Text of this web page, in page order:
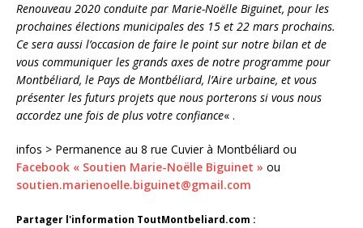
Renouveau 2020 conduite par Marie-Noëlle Biguinet, pour les
prochaines élections municipales des 15 et 22 mars prochains.
Ce sera aussi l’occasion de faire le point sur notre bilan et de
vous communiquer les grands axes de notre programme pour
Montbéliard, le Pays de Montbéliard, l’Aire urbaine, et vous
présenter les futurs projets que nous porterons si vous nous
accordez une fois de plus votre confiance« .
infos > Permanence au 8 rue Cuvier à Montbéliard ou
Facebook « Soutien Marie-Noëlle Biguinet » ou
soutien.marienoelle.biguinet@gmail.com
Partager l'information ToutMontbeliard.com :